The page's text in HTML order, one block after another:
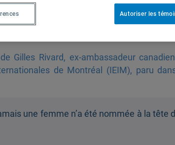
Gilles Rivard, ex-ambassadeur
de Montréal (IEIM), paru
une femme n’a été nommée à la tête
Autoriser les